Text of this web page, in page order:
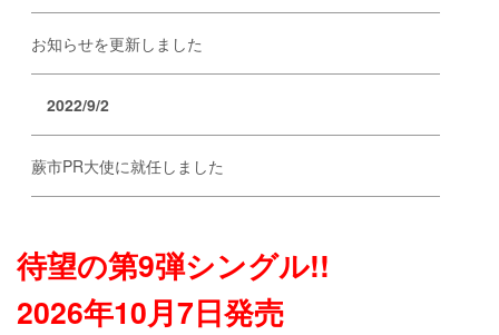
お知らせを更新しました
2022/9/2
蕨市PR大使に就任しました
待望の第9弾シングル!!
2026年10月7日発売